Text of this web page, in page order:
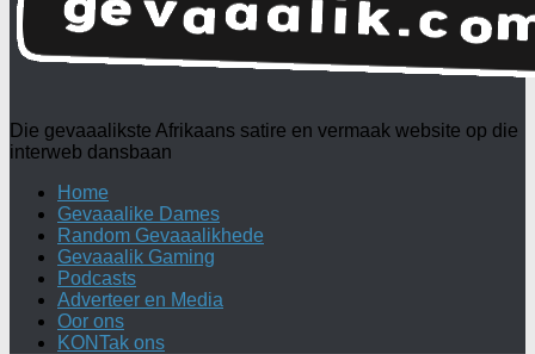
Die gevaaalikste Afrikaans satire en vermaak website op die
interweb dansbaan
Home
Gevaaalike Dames
Random Gevaaalikhede
Gevaaalik Gaming
Podcasts
Adverteer en Media
Oor ons
KONTak ons